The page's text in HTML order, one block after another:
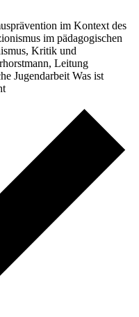
im Kontext des
im pädagogischen
Kritik und
Leitung
Jugendarbeit Was ist